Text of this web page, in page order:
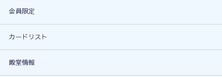
会員限定
カードリスト
殿堂情報